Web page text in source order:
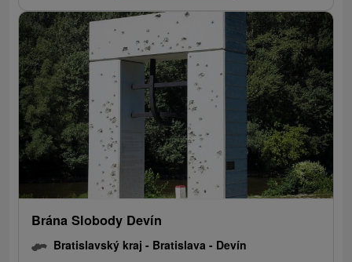
Brána Slobody Devín
Bratislavský kraj - Bratislava - Devín